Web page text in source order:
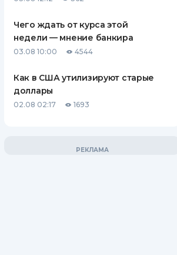
Чего ждать от курса этой
недели — мнение банкира
03.08 10:00 4544
Как в США утилизируют старые
доллары
02.08 02:17 1693